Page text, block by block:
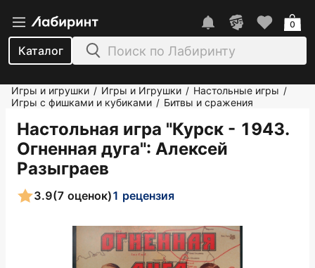
Каталог
0
Игры и игрушки / Игры и Игрушки / Настольные игры /
Игры с фишками и кубиками / Битвы и сражения
Настольная игра "Курск - 1943.
Огненная дуга": Алексей
Разыграев
3.9(7 оценок)1 рецензия